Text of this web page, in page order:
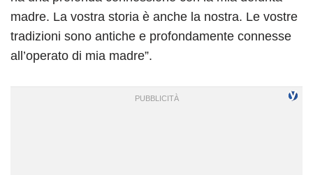
madre. La vostra storia è anche la nostra. Le vostre
tradizioni sono antiche e profondamente connesse
all’operato di mia madre”.